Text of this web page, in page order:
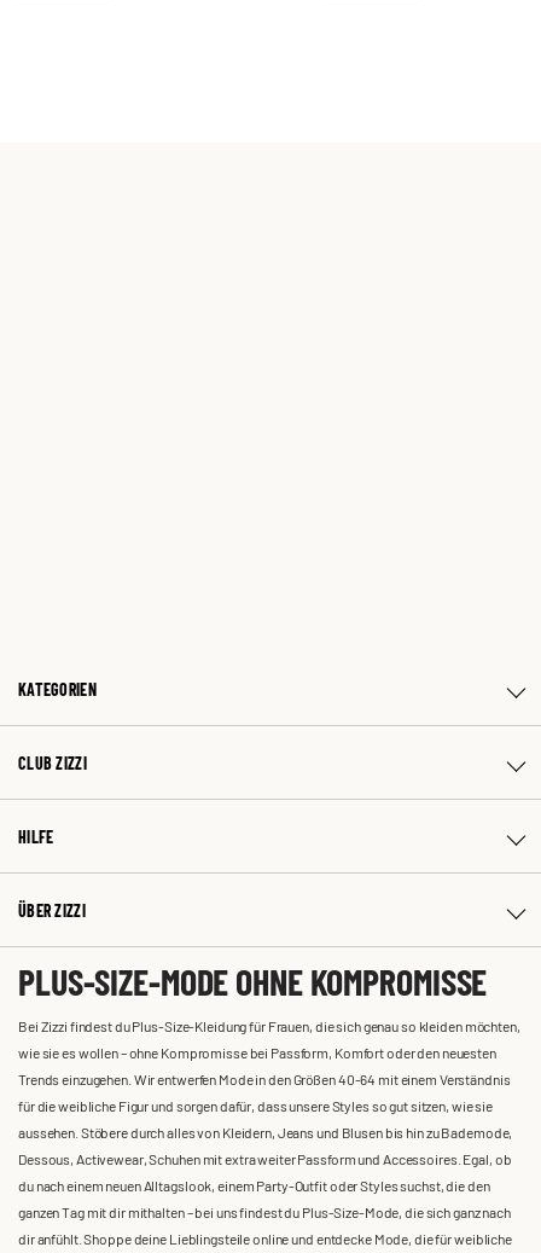
KATEGORIEN
CLUB ZIZZI
HILFE
ÜBER ZIZZI
PLUS-SIZE-MODE OHNE KOMPROMISSE
Bei Zizzi findest du Plus-Size-Kleidung für Frauen, die sich genau so kleiden möchten,
wie sie es wollen – ohne Kompromisse bei Passform, Komfort oder den neuesten
Trends einzugehen. Wir entwerfen Mode in den Größen 40-64 mit einem Verständnis
für die weibliche Figur und sorgen dafür, dass unsere Styles so gut sitzen, wie sie
aussehen. Stöbere durch alles von Kleidern, Jeans und Blusen bis hin zu Bademode,
Dessous, Activewear, Schuhen mit extra weiter Passform und Accessoires. Egal, ob
du nach einem neuen Alltagslook, einem Party-Outfit oder Styles suchst, die den
ganzen Tag mit dir mithalten – bei uns findest du Plus-Size-Mode, die sich ganz nach
dir anfühlt. Shoppe deine Lieblingsteile online und entdecke Mode, die für weibliche